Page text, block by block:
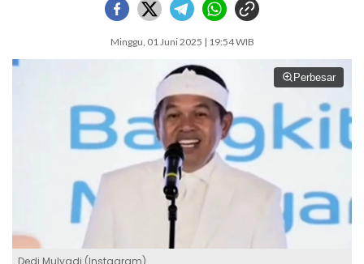
Minggu, 01 Juni 2025 | 19:54 WIB
Perbesar